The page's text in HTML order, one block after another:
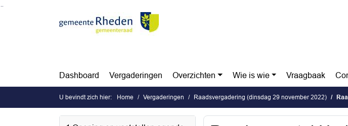
Dashboard Vergaderingen Overzichten Wie is wie Vraagbaak
U bevindt zich hier: Home Vergaderingen Raadsvergadering (dinsdag 29 november 2022)